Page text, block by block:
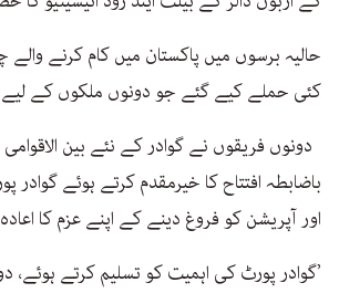
حالیہ برسوں میں پاکستان میں کام کرنے والے
کئی حملے کیے گئے جو دونوں ملکوں کے
دونوں فریقوں نے گوادر کے نئے بین
باضابطہ افتتاح کا خیرمقدم کرتے ہوئے گوادر
اور آپریشن کو فروغ دینے کے اپنے عزم کا
’گوادر پورٹ کی اہمیت کو تسلیم کرتے ہوئے،